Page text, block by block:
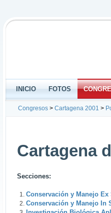
INICIO FOTOS
Congresos > Cartagena 2001 >
Cartagena
Secciones:
Conservación y Manejo Ex
Conservación y Manejo In